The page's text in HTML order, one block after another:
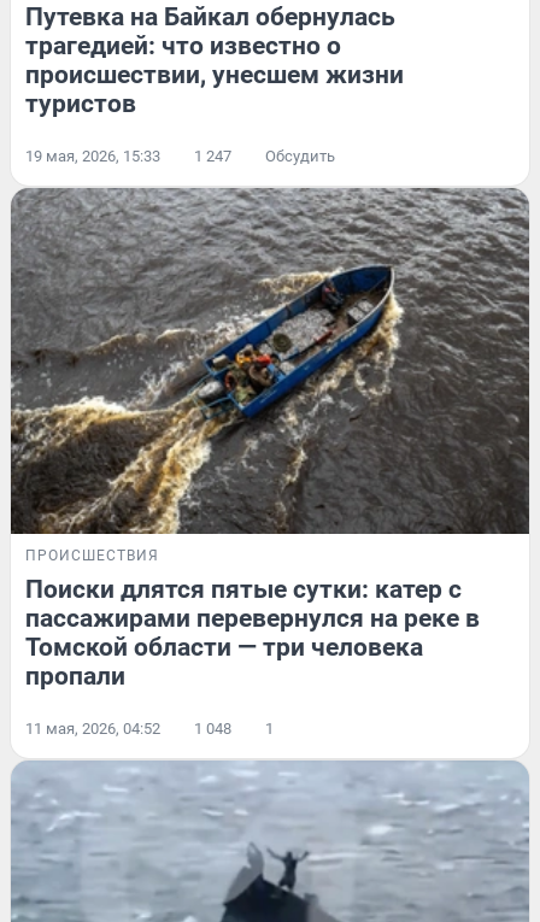
Путевка на Байкал обернулась
трагедией: что известно о
происшествии, унесшем жизни
туристов
19 мая, 2026, 15:33 1 247 Обсудить
ПРОИСШЕСТВИЯ
Поиски длятся пятые сутки: катер с
пассажирами перевернулся на реке в
Томской области — три человека
пропали
11 мая, 2026, 04:52 1 048 1